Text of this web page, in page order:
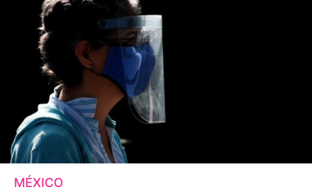
MÉXICO